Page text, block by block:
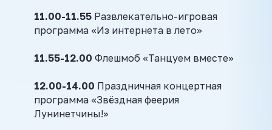
11.00-11.55 Развлекательно-игровая
программа «Из интернета в лето»
11.55-12.00 Флешмоб «Танцуем вместе»
12.00-14.00 Праздничная концертная
программа «Звёздная феерия
Лунинетчины!»